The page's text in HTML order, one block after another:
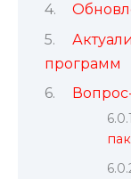
программ